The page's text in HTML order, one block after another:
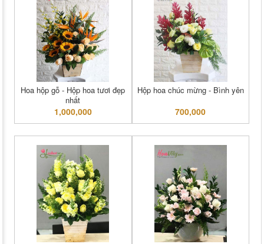
Hoa hộp gỗ - Hộp hoa tươi đẹp
nhất
1,000,000
Hộp hoa chúc mừng - Bình yên
700,000